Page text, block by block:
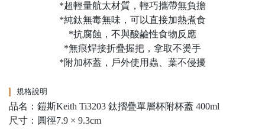
*超輕量航太材質，輕巧攜帶無負擔
*純鈦無毒無味，可以直接加熱煮食
*抗腐蝕，不與酸鹼性食物反應
*無痕焊接折疊握把，拿取不燙手
*附加杯蓋，戶外使用蟲、葉不侵擾
規格說明
品名：鎧斯Keith Ti3203 鈦摺疊單層杯附杯蓋 400ml
尺寸：圓徑7.9 × 9.3cm